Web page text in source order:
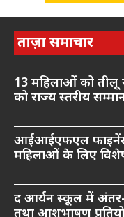
ताज़ा समाचार
13 महिलाओं को तीलू
को राज्य स्तरीय
आईआईएफएल फाइनेंस
महिलाओं के लिए
द आर्यन स्कूल में अंतर-